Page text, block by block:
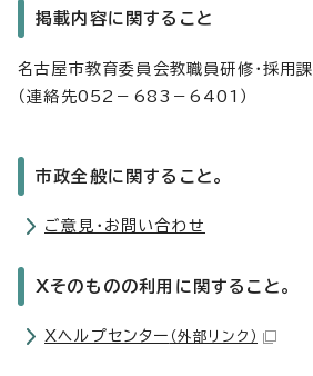
掲載内容に関すること
名古屋市教育委員会教職員研修・採用課
（連絡先052－683－6401）
市政全般に関すること。
ご意見・お問い合わせ
Xそのものの利用に関すること。
Xヘルプセンター （外部リンク）